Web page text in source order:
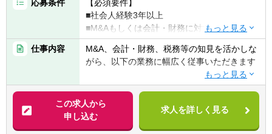
することも可能
■スタートアップならではの裁量の大きさ
- 個人の裁量が大きい環境での業務が可能
- 立場や役職関係なく意見交換ができ、か
つ、それが実行されやすい風通しのよい職場
■成果に見合った報酬体系
- 成果が報酬に反映される透明性の高い報酬
制度（詳細は面談時に説明）
応募条件
【必須要件】
■社会人経験3年以上
■M&Aもしくは会計・財務に対する興味・関
心
【歓迎要件】
■コンサルティングファーム/FASでの実務経
験2年以上
■監査法人、事業会社での経理・財務
※コンサル未経験であっても、将来的な独立
仕事内容
M&A、会計・財務、税務等の知見を活かしな
がら、以下の業務に幅広く従事いただきます
■M&Aアドバイザリー
- ファイナンシャルアドバイザリー
- デューデリジェンス（財務・税務DD、ビジ
この求人から
申し込む
求人を詳しく見る